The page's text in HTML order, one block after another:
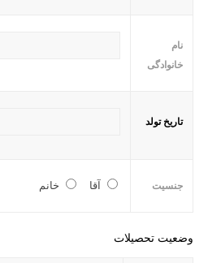
نام
خانوادگی
تاریخ تولد
جنسیت آقا خانم
وضعیت تحصیلات